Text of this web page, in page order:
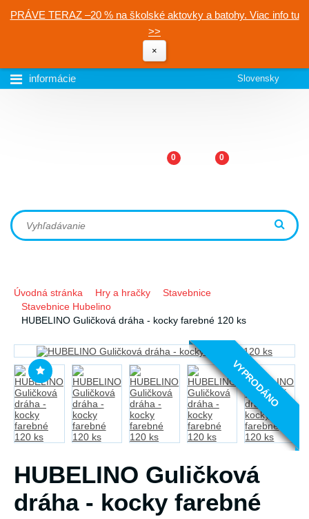
PRÁVE TERAZ –20 % na školské aktovky a batohy. Viac info tu
>>
×
informácie Slovensky
0 0
Úvodná stránka Hry a hračky
Stavebnice
Stavebnice Hubelino
HUBELINO Guličková dráha - kocky farebné 120 ks
VYPRODÁNO
HUBELINO Guličková
dráha - kocky farebné